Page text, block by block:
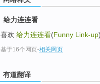
给力连连看
喜欢 给力连连看(Funny Link-up
基于16个网页-相关网页
有道翻译